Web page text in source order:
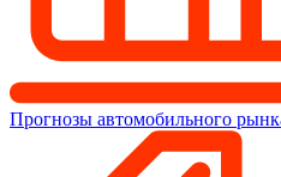
Прогнозы автомобильного